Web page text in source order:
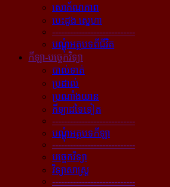
សោភ័ណភាព
បេះដូង ស្នេហា
----------------------------
បណ្ដុំអត្ថបទពីជីវិត
កីឡា-បច្ចេកវិទ្យា
បាល់ទាត់
ប្រដាល់
ប្រណាំងយាន
កីឡាដទៃទៀត
----------------------------
បណ្ដុំអត្ថបទកីឡា
----------------------------
បច្ចេកវិទ្យា
វិទ្យាសាស្ត្រ
----------------------------